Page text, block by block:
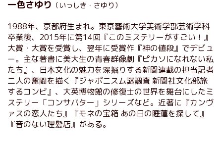
一色さゆり （いっしき・さゆり）
1988年、京都府生まれ。東京藝術大学美術学部芸術学科
卒業後、2015年に第14回『このミステリーがすごい！』
大賞・大賞を受賞し、翌年に受賞作『神の値段』でデビュ
ー。主な著書に美大生の青春群像劇『ピカソになれない私
たち』、日本文化の魅力を深掘りする新聞連載の担当記者
二人の奮闘を描く『ジャポニスム謎調査 新聞社文化部旅
するコンビ』、大英博物館の修復士の世界を舞台にしたミ
ステリー「コンサバター」シリーズなど。近著に『カンヴ
ァスの恋人たち』『モネの宝箱 あの日の睡蓮を探して』
『音のない理髪店』がある。